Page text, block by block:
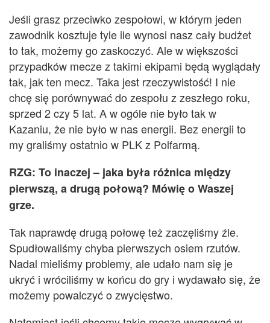
Jeśli grasz przeciwko zespołowi, w którym jeden
zawodnik kosztuje tyle ile wynosi nasz cały budżet
to tak, możemy go zaskoczyć. Ale w większości
przypadków mecze z takimi ekipami będą wyglądały
tak, jak ten mecz. Taka jest rzeczywistość! I nie
chcę się porównywaćdo zespołu z zeszłego roku,
sprzed 2 czy 5 lat. Aw ogóle nie było takw
Kazaniu, że nie było w nas energii. Bez energii to
my graliśmy ostatnio w PLK z Polfarmą.
RZG: To inaczej – jaka była różnica między
pierwszą, a drugą połową? Mówię o Waszej
grze.
Tak naprawdę drugą połowę też zaczęliśmy źle.
Spudłowaliśmy chyba pierwszych osiem rzutów.
Nadal mieliśmy problemy, ale udało nam się je
ukryć i wróciliśmy w końcu do gry i wydawało się, że
możemy powalczyć o zwycięstwo.